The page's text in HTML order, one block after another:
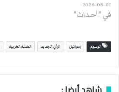
2026-08-01
في "أحداث"
الوسوم إسرائيل الرأي الجديد الضفة الغربية